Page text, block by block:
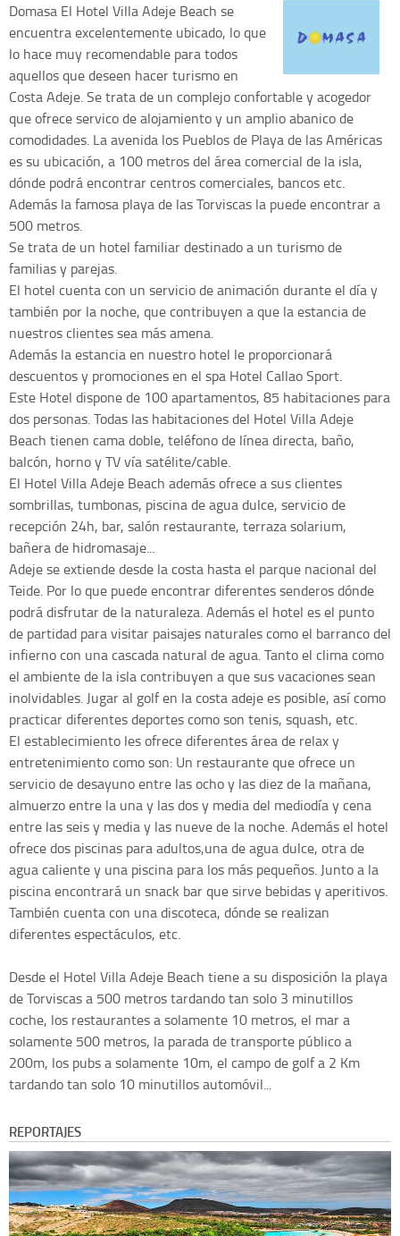
Domasa El Hotel Villa Adeje Beach se
encuentra excelentemente ubicado, lo que
lo hace muy recomendable para todos
aquellos que deseen hacer turismo en
Costa Adeje. Se trata de un complejo confortable y acogedor
que ofrece servico de alojamiento y un amplio abanico de
comodidades. La avenida los Pueblos de Playa de las Américas
es su ubicación, a 100 metros del área comercial de la isla,
dónde podrá encontrar centros comerciales, bancos etc.
Además la famosa playa de las Torviscas la puede encontrar a
500 metros.
Se trata de un hotel familiar destinado a un turismo de
familias y parejas.
El hotel cuenta con un servicio de animación durante el día y
también por la noche, que contribuyen a que la estancia de
nuestros clientes sea más amena.
Además la estancia en nuestro hotel le proporcionará
descuentos y promociones en el spa Hotel Callao Sport.
Este Hotel dispone de 100 apartamentos, 85 habitaciones para
dos personas. Todas las habitaciones del Hotel Villa Adeje
Beach tienen cama doble, teléfono de línea directa, baño,
balcón, horno y TV vía satélite/cable.
El Hotel Villa Adeje Beach además ofrece a sus clientes
sombrillas, tumbonas, piscina de agua dulce, servicio de
recepción 24h, bar, salón restaurante, terraza solarium,
bañera de hidromasaje...
Adeje se extiende desde la costa hasta el parque nacional del
Teide. Por lo que puede encontrar diferentes senderos dónde
podrá disfrutar de la naturaleza. Además el hotel es el punto
de partidad para visitar paisajes naturales como el barranco del
infierno con una cascada natural de agua. Tanto el clima como
el ambiente de la isla contribuyen a que sus vacaciones sean
inolvidables. Jugar al golf en la costa adeje es posible, así como
practicar diferentes deportes como son tenis, squash, etc.
El establecimiento les ofrece diferentes área de relax y
entretenimiento como son: Un restaurante que ofrece un
servicio de desayuno entre las ocho y las diez de la mañana,
almuerzo entre la una y las dos y media del mediodía y cena
entre las seis y media y las nueve de la noche. Además el hotel
ofrece dos piscinas para adultos,una de agua dulce, otra de
agua caliente y una piscina para los más pequeños. Junto a la
piscina encontrará un snack bar que sirve bebidas y aperitivos.
También cuenta con una discoteca, dónde se realizan
diferentes espectáculos, etc.
Desde el Hotel Villa Adeje Beach tiene a su disposición la playa
de Torviscas a 500 metros tardando tan solo 3 minutillos
coche, los restaurantes a solamente 10 metros, el mar a
solamente 500 metros, la parada de transporte público a
200m, los pubs a solamente 10m, el campo de golf a 2 Km
tardando tan solo 10 minutillos automóvil...
REPORTAJES